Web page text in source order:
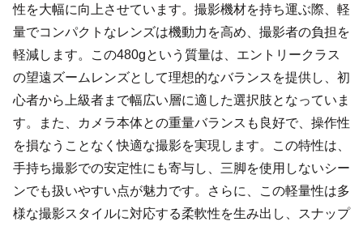
性を大幅に向上させています。撮影機材を持ち運ぶ際、軽
量でコンパクトなレンズは機動力を高め、撮影者の負担を
軽減します。この480gという質量は、エントリークラス
の望遠ズームレンズとして理想的なバランスを提供し、初
心者から上級者まで幅広い層に適した選択肢となっていま
す。また、カメラ本体との重量バランスも良好で、操作性
を損なうことなく快適な撮影を実現します。この特性は、
手持ち撮影での安定性にも寄与し、三脚を使用しないシー
ンでも扱いやすい点が魅力です。さらに、この軽量性は多
様な撮影スタイルに対応する柔軟性を生み出し、スナップ